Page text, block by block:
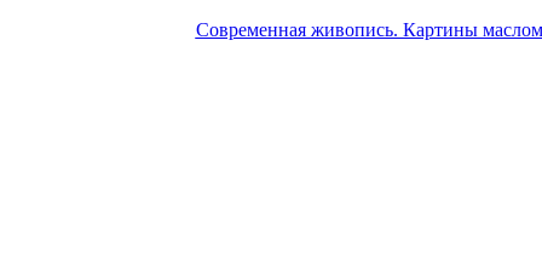
Современная живопись. Картины